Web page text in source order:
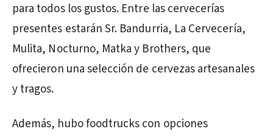
para todos los gustos. Entre las cervecerías
presentes estarán Sr. Bandurria, La Cervecería,
Mulita, Nocturno, Matka y Brothers, que
ofrecieron una selección de cervezas artesanales
y tragos.
Además, hubo foodtrucks con opciones